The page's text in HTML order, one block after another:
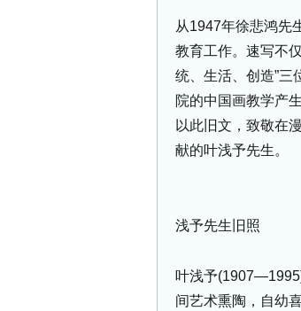
从1947年徐悲鸿先
教育工作。速写不
统、生活、创造”三
院的中国画教学产
以此旧文，致敬在
献的叶浅予先生。
浅予先生旧照
叶浅予
间艺术熏陶，自幼